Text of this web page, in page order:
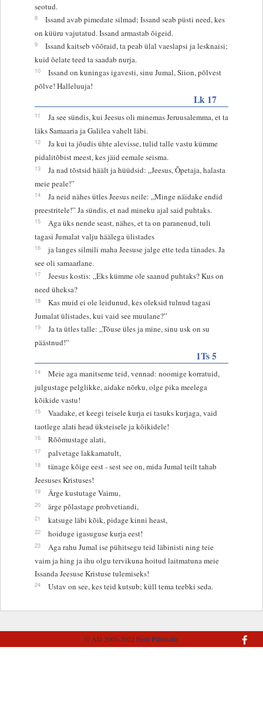
seotud.
8
Issand avab pimedate silmad; Issand seab püsti need, kes
on küüru vajutatud. Issand armastab õigeid.
9
Issand kaitseb võõraid, ta peab ülal vaeslapsi ja lesknaisi;
kuid õelate teed ta saadab nurja.
10
Issand on kuningas igavesti, sinu Jumal, Siion, põlvest
põlve! Halleluuja!
Lk 17
11
Ja see sündis, kui Jeesus oli minemas Jeruusalemma, et ta
läks Samaaria ja Galilea vahelt läbi.
12
Ja kui ta jõudis ühte alevisse, tulid talle vastu kümme
pidalitõbist meest, kes jäid eemale seisma.
13
Ja nad tõstsid häält ja hüüdsid: „Jeesus, Õpetaja, halasta
meie peale!”
14
Ja neid nähes ütles Jeesus neile: „Minge näidake endid
preestritele!” Ja sündis, et nad mineku ajal said puhtaks.
15
Aga üks nende seast, nähes, et ta on paranenud, tuli
tagasi Jumalat valju häälega ülistades
16
ja langes silmili maha Jeesuse jalge ette teda tänades. Ja
see oli samaarlane.
17
Jeesus kostis: „Eks kümme ole saanud puhtaks? Kus on
need üheksa?
18
Kas muid ei ole leidunud, kes oleksid tulnud tagasi
Jumalat ülistades, kui vaid see muulane?”
19
Ja ta ütles talle: „Tõuse üles ja mine, sinu usk on su
päästnud!”
1Ts 5
14
Meie aga manitseme teid, vennad: noomige korratuid,
julgustage pelglikke, aidake nõrku, olge pika meelega
kõikide vastu!
15
Vaadake, et keegi teisele kurja ei tasuks kurjaga, vaid
taotlege alati head üksteisele ja kõikidele!
16 Rõõmustage alati,
17 palvetage lakkamatult,
18
tänage kõige eest - sest see on, mida Jumal teilt tahab
Jeesuses Kristuses!
19 Ärge kustutage Vaimu,
20 ärge põlastage prohvetiandi,
21 katsuge läbi kõik, pidage kinni heast,
22 hoiduge igasuguse kurja eest!
23
Aga rahu Jumal ise pühitsegu teid läbinisti ning teie
vaim ja hing ja ihu olgu tervikuna hoitud laitmatuna meie
Issanda Jeesuse Kristuse tulemiseks!
24 Ustav on see, kes teid kutsub; küll tema teebki seda.
© AD 2005-2022Eesti Piibliselts